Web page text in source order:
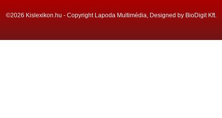
©2026 Kislexikon.hu - Copyright Lapoda Multimédia, Designed by BioDigit Kft.